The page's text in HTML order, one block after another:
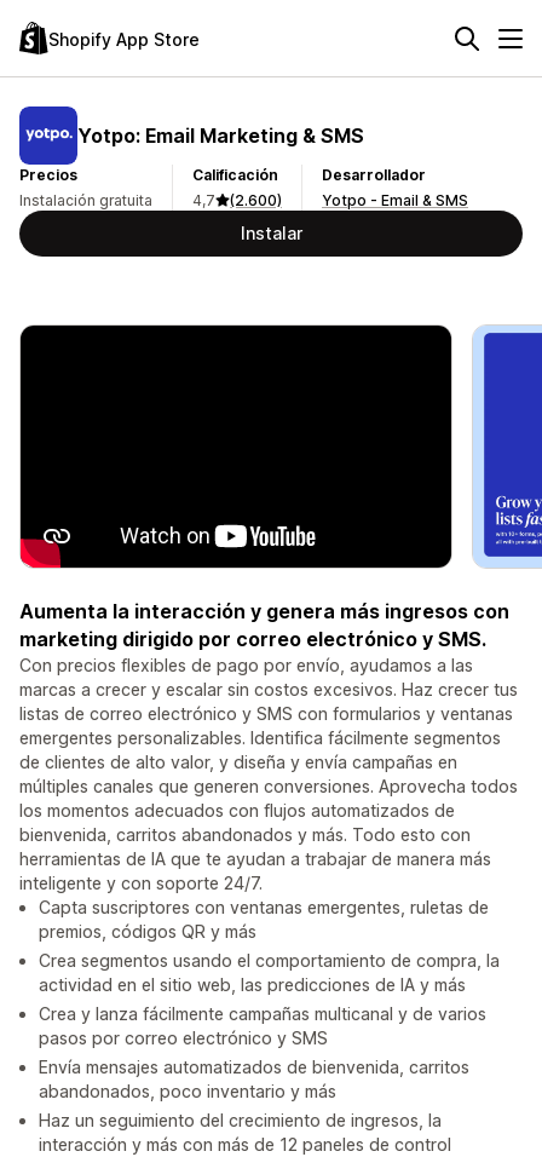
Shopify App Store
Yotpo: Email Marketing & SMS
Precios
Instalación gratuita
Calificación
4,7
(2.600)
Desarrollador
Yotpo - Email & SMS
Instalar
Aumenta la interacción y genera más ingresos con
marketing dirigido por correo electrónico y SMS.
Con precios flexibles de pago por envío, ayudamos a las
marcas a crecer y escalar sin costos excesivos. Haz crecer tus
listas de correo electrónico y SMS con formularios y ventanas
emergentes personalizables. Identifica fácilmente segmentos
de clientes de alto valor, y diseña y envía campañas en
múltiples canales que generen conversiones. Aprovecha todos
los momentos adecuados con flujos automatizados de
bienvenida, carritos abandonados y más. Todo esto con
herramientas de IA que te ayudan a trabajar de manera más
inteligente y con soporte 24/7.
Capta suscriptores con ventanas emergentes, ruletas de
premios, códigos QR y más
Crea segmentos usando el comportamiento de compra, la
actividad en el sitio web, las predicciones de IA y más
Crea y lanza fácilmente campañas multicanal y de varios
pasos por correo electrónico y SMS
Envía mensajes automatizados de bienvenida, carritos
abandonados, poco inventario y más
Haz un seguimiento del crecimiento de ingresos, la
interacción y más con más de 12 paneles de control